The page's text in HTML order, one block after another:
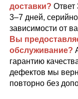
доставки? Ответ
3–7 дней,
зависимости от
Вы
обслуживание?
гарантию
дефектов мы
повторно без